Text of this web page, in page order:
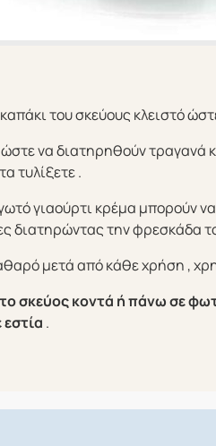
του σκεύους κλειστό
να διατηρηθούν τραγανά
τυλίξετε .
γιαούρτι κρέμα μπορούν
διατηρώντας την φρεσκάδα
μετά από κάθε χρήση ,
σκεύος κοντά ή πάνω σε
.